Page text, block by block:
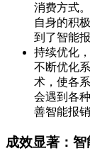
消费方式
自身的积
到了智能
持续优化
不断优化
术，使各
会遇到各
善智能报
成效显著：